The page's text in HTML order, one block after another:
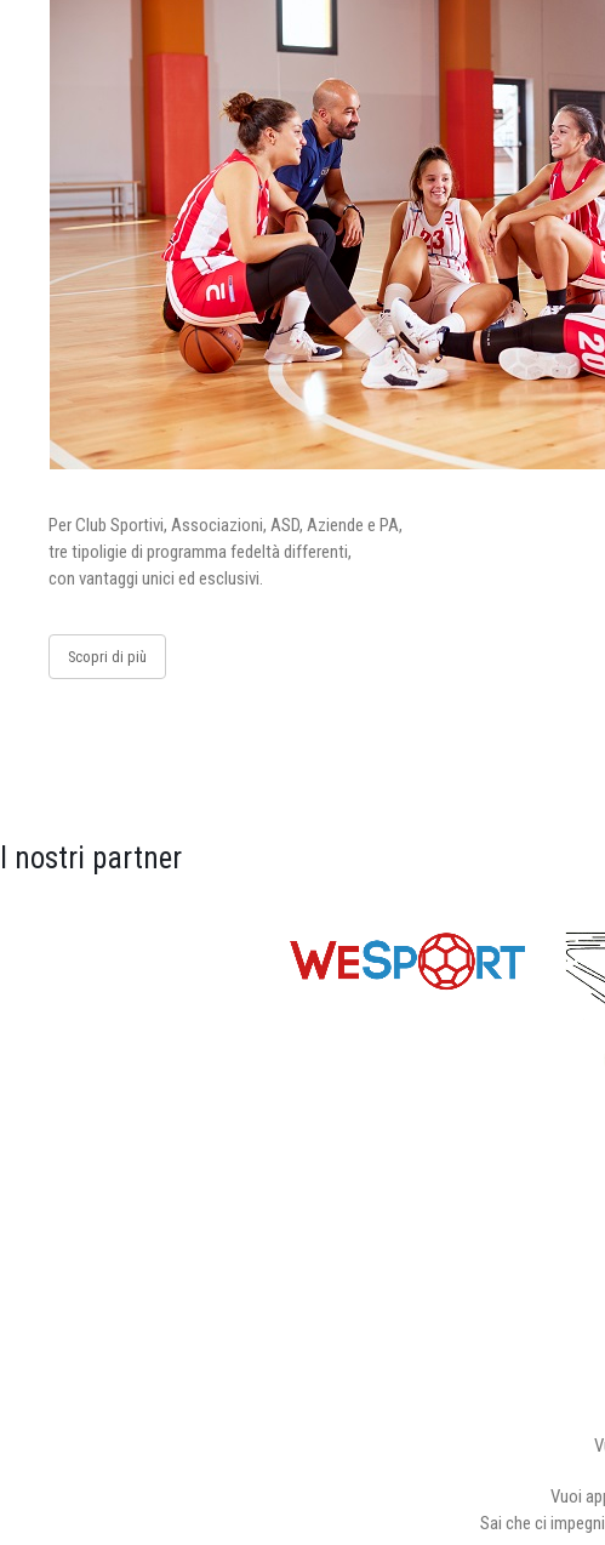
Per Club Sportivi, Associazioni, ASD, Aziende e PA,
tre tipoligie di programma fedeltà differenti,
con vantaggi unici ed esclusivi.
Scopri di più
I nostri partner
Vuoi
Sai che ci